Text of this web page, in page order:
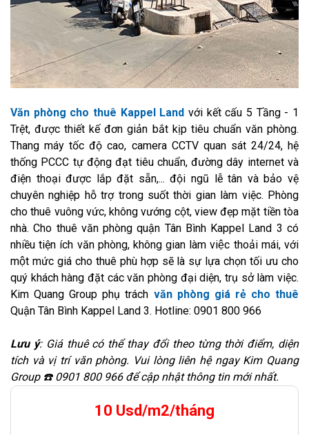
Văn phòng cho thuê Kappel Land với kết cấu 5 Tầng - 1
Trệt, được thiết kế đơn giản bắt kịp tiêu chuẩn văn phòng.
Thang máy tốc độ cao, camera CCTV quan sát 24/24, hệ
thống PCCC tự động đạt tiêu chuẩn, đường dây internet và
điện thoại được lắp đặt sẵn,... đội ngũ lễ tân và bảo vệ
chuyên nghiệp hỗ trợ trong suốt thời gian làm việc. Phòng
cho thuê vuông vức, không vướng cột, view đẹp mặt tiền tòa
nhà. Cho thuê văn phòng quận Tân Bình Kappel Land 3 có
nhiều tiện ích văn phòng, không gian làm việc thoải mái, với
một mức giá cho thuê phù hợp sẽ là sự lựa chọn tối ưu cho
quý khách hàng đặt các văn phòng đại diện, trụ sở làm việc.
Kim Quang Group phụ trách văn phòng giá rẻ cho thuê
Quận Tân Bình Kappel Land 3. Hotline: 0901 800 966
Lưu ý: Giá thuê có thể thay đổi theo từng thời điểm, diện
tích và vị trí văn phòng. Vui lòng liên hệ ngay Kim Quang
Group ☎️ 0901 800 966 để cập nhật thông tin mới nhất.
10 Usd/m2/tháng